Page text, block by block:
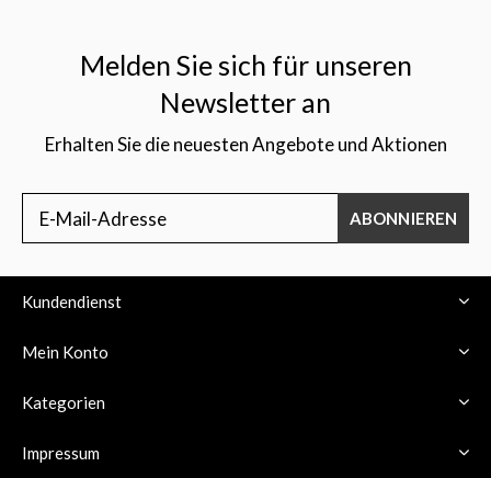
Melden Sie sich für unseren
Newsletter an
Erhalten Sie die neuesten Angebote und Aktionen
ABONNIEREN
Kundendienst
Mein Konto
Kategorien
Impressum